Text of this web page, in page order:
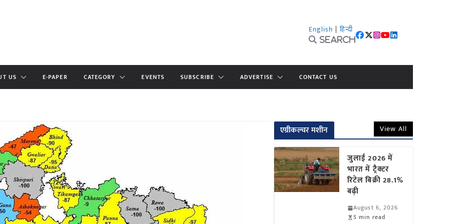
English | हिन्दी
Search
US E-PAPER CATEGORY EVENTS SUBSCRIBE ADVERTISE CONTACT US
एग्रीकल्चर मशीन View All
जुलाई 2026 में
भारत में ट्रैक्टर
रिटेल बिक्री 28.1%
बढ़ी
August 6, 2026
5 min read